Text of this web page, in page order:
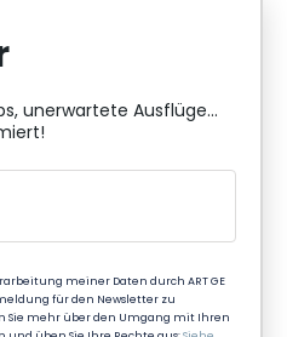
unerwartete Ausflüge...
meiner Daten durch ART GE
für den Newsletter zu
Sie mehr über den Umgang mit Ihren